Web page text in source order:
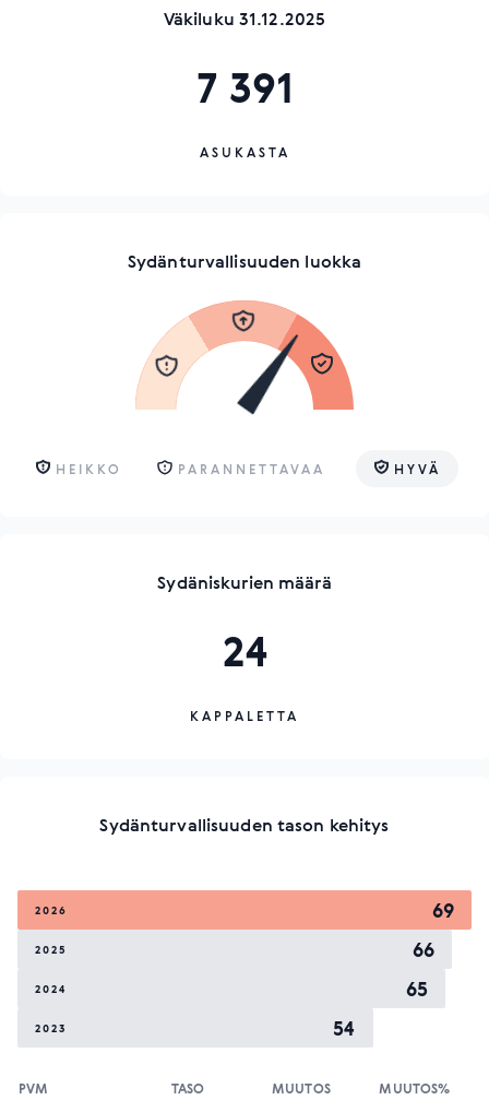
Väkiluku 31.12.2025
7 391
ASUKASTA
Sydänturvallisuuden luokka
HEIKKO PARANNETTAVAA HYVÄ
Sydäniskurien määrä
24
KAPPALETTA
Sydänturvallisuuden tason kehitys
2026 69
2025 66
2024 65
2023 54
PVM TASO MUUTOS MUUTOS%